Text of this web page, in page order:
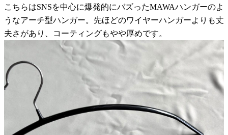
こちらはSNSを中心に爆発的にバズったMAWAハンガーのよ
うなアーチ型ハンガー。先ほどのワイヤーハンガーよりも丈
夫さがあり、コーティングもやや厚めです。